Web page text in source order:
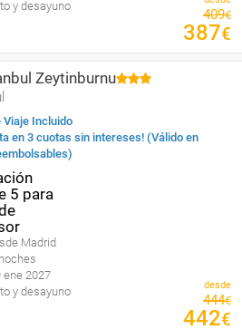
y desayuno
409€
387€
Zeytinburnu
Viaje Incluido
en 3 cuotas sin intereses! (Válido en
Madrid
ene 2027
y desayuno
desde
444€
442€